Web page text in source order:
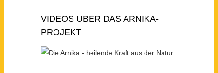
VIDEOS ÜBER DAS ARNIKA-
PROJEKT